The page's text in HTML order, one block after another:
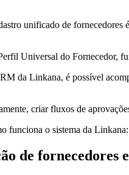
unificado de fornecedores
Universal do Fornecedor,
da Linkana, é possível
criar fluxos de
funciona o sistema da Linkana:
de fornecedores